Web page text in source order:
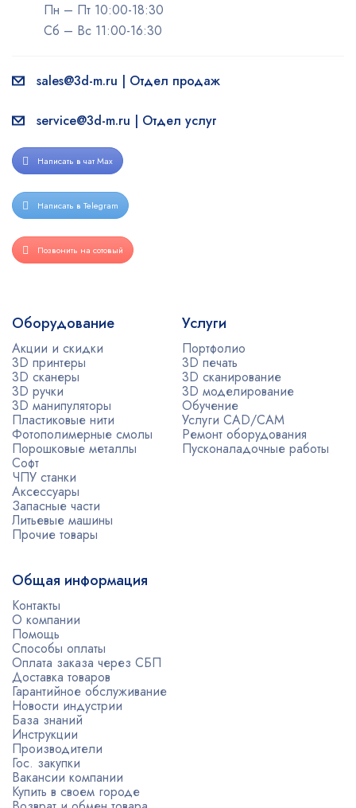
Пн – Пт 10:00-18:30
Сб – Вс 11:00-16:30
sales@3d-m.ru | Отдел продаж
service@3d-m.ru | Отдел услуг
Написать в чат Max
Написать в Telegram
Позвонить на сотовый
Оборудование
Акции и скидки
3D принтеры
3D сканеры
3D ручки
3D манипуляторы
Пластиковые нити
Фотополимерные смолы
Порошковые металлы
Софт
ЧПУ станки
Аксессуары
Запасные части
Литьевые машины
Прочие товары
Услуги
Портфолио
3D печать
3D сканирование
3D моделирование
Обучение
Услуги CAD/CAM
Ремонт оборудования
Пусконаладочные работы
Общая информация
Контакты
О компании
Помощь
Способы оплаты
Оплата заказа через СБП
Доставка товаров
Гарантийное обслуживание
Новости индустрии
База знаний
Инструкции
Производители
Гос. закупки
Вакансии компании
Купить в своем городе